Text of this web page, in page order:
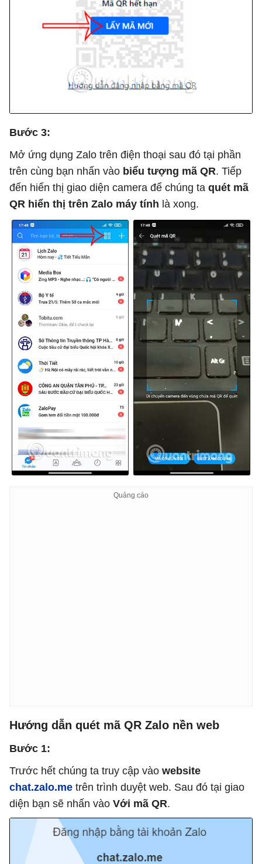
Bước 3:
Mở ứng dụng Zalo trên điện thoại sau đó tại phần
trên cùng bạn nhấn vào biểu tượng mã QR. Tiếp
đến hiển thị giao diện camera để chúng ta quét mã
QR hiển thị trên Zalo máy tính là xong.
Hướng dẫn quét mã QR Zalo nền web
Bước 1:
Trước hết chúng ta truy cập vào website
chat.zalo.me trên trình duyệt web. Sau đó tại giao
diện bạn sẽ nhấn vào Với mã QR.